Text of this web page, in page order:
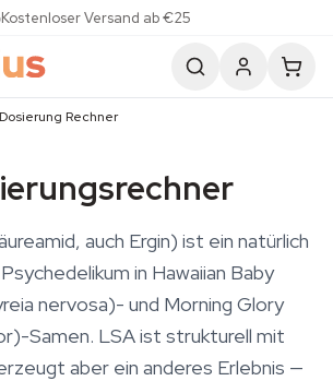
Kostenloser Versand ab €25
Rechner
auch Ergin) ist ein natürlich
in Hawaiian Baby
nervosa)- und Morning Glory
Samen. LSA ist strukturell mit
aber ein anderes Erlebnis —